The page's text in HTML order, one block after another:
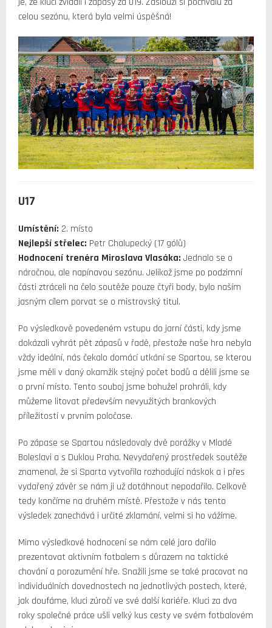
celou sezónu, která byla velmi úspěšná!
U17
Umístění: 2. místo
Nejlepší střelec: Petr Chalupecký (17 gólů)
Hodnocení trenéra Miroslava Vlasáka: Jednalo se o
náročnou, ale napínavou sezónu. Jelikož jsme po podzimní
části ztráceli na čelo soutěže pouze čtyři body, bylo naším
jasným cílem porvat se o mistrovský titul.
Po výsledkově povedeném vstupu do jarní části, kdy jsme
dokázali vyhrát pět zápasů v řadě, přestože naše hra nebyla
vždy ideální, nás čekalo domácí utkání se Spartou, se kterou
jsme měli v daný okamžik stejný počet bodů a dělili jsme se
o první místo. Tento souboj jsme bohužel prohráli, kdy
můžeme litovat především nevyužitých brankových
příležitostí v prvním poločase.
Po zápase se Spartou následovaly dvě porážky v Mladé
Boleslavi a s Duklou Praha. Nevydařený prostředek soutěže
znamenal, že si Sparta vytvořila rozhodující náskok a i přes
vydařený závěr se nám ji už dotáhnout nepodařilo. Celkově
tedy končíme na druhém místě. Přestože v nás tento
výsledek zanechává i určité zklamání, velmi si ho vážíme.
Mimo výsledkové hodnocení se nám celé jaro dařilo
prezentovat aktivním fotbalem s důrazem na taktické
chování a porozumění hře. Snažili jsme se také pracovat na
individuálních dovednostech na jednotlivých postech, které,
jak doufáme, kluci zúročí ve své další kariéře. Kluci za dva
roky společné práce ušli velký kus cesty ve svém fotbalovém